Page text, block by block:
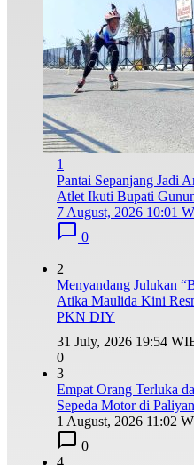
1
Pantai Sepanjang Jadi
Atlet Ikuti Bupati
7 August, 2026 10:01
0
2
Menyandang Julukan
Atika Maulida Kini
PKN DIY
31 July, 2026 19:54
0
3
Empat Orang Terluka
Sepeda Motor di Paliyan
1 August, 2026 11:02
0
4